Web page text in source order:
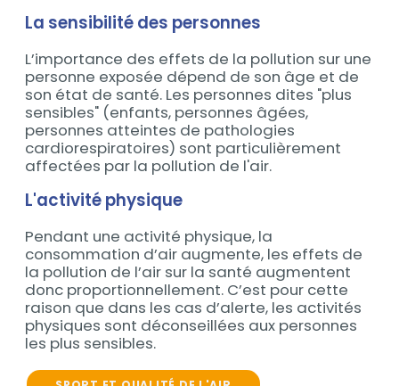
La sensibilité des personnes
Contenu
L’importance des effets de la pollution sur une
personne exposée dépend de son âge et de
son état de santé. Les personnes dites "plus
sensibles" (enfants, personnes âgées,
personnes atteintes de pathologies
cardiorespiratoires) sont particulièrement
affectées par la pollution de l'air.
L'activité physique
Contenu
Pendant une activité physique, la
consommation d’air augmente, les effets de
la pollution de l’air sur la santé augmentent
donc proportionnellement. C’est pour cette
raison que dans les cas d’alerte, les activités
physiques sont déconseillées aux personnes
les plus sensibles.